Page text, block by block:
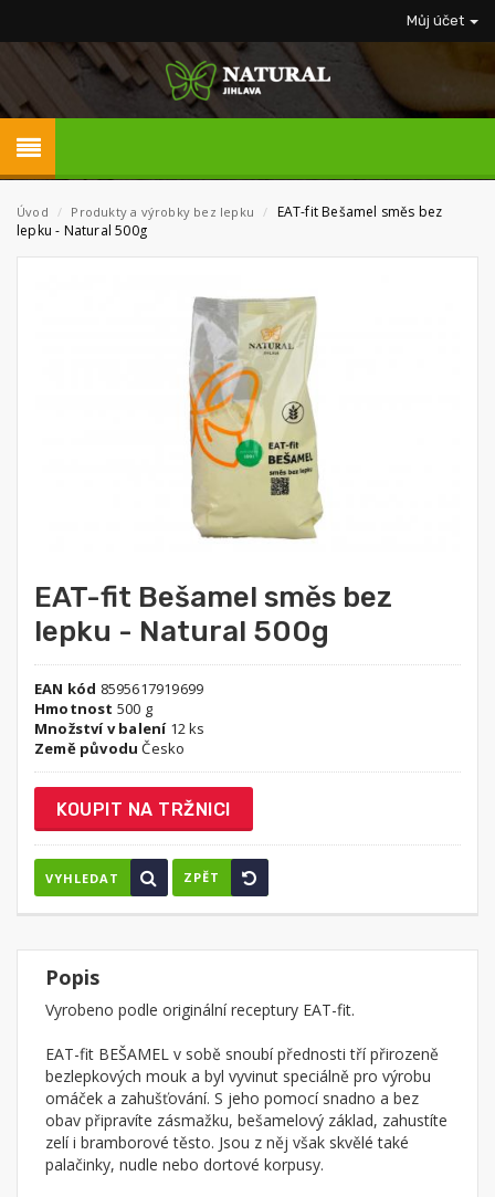
Můj účet
Úvod / Produkty a výrobky bez lepku / EAT-fit Bešamel směs bez
lepku - Natural 500g
EAT-fit Bešamel směs bez
lepku - Natural 500g
EAN kód 8595617919699
Hmotnost 500 g
Množství v balení12 ks
Země původu Česko
KOUPIT NA TRŽNICI
VYHLEDAT ZPĚT
Popis
Vyrobeno podle originální receptury EAT-fit.
EAT-fit BEŠAMEL v sobě snoubí přednosti tří přirozeně
bezlepkových mouk a byl vyvinut speciálně pro výrobu
omáček a zahušťování. S jeho pomocí snadno a bez
obav připravíte zásmažku, bešamelový základ, zahustíte
zelí i bramborové těsto. Jsou z něj však skvělé také
palačinky, nudle nebo dortové korpusy.